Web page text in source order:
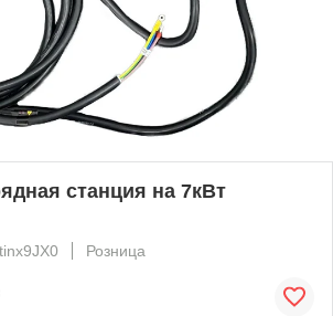
станция на 7кВт
Розница